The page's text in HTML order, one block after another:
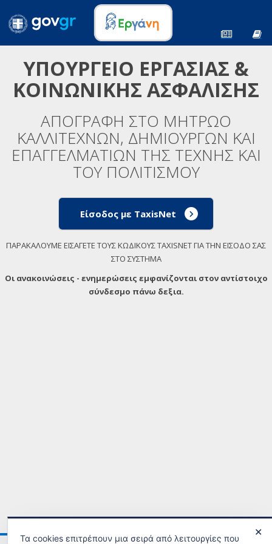
ΥΠΟΥΡΓΕΙΟ ΕΡΓΑΣΙΑΣ &
ΚΟΙΝΩΝΙΚΗΣ ΑΣΦΑΛΙΣΗΣ
ΑΠΟΓΡΑΦΗ ΣΤΟ ΜΗΤΡΩΟ
ΚΑΛΛΙΤΕΧΝΩΝ, ΔΗΜΙΟΥΡΓΩΝ ΚΑΙ
ΕΠΑΓΓΕΛΜΑΤΙΩΝ ΤΗΣ ΤΕΧΝΗΣ ΚΑΙ
ΤΟΥ ΠΟΛΙΤΙΣΜΟΥ
Είσοδος με TaxisNet
ΠΑΡΑΚΑΛΟΥΜΕ ΕΙΣΑΓΕΤΕ ΤΟΥΣ ΚΩΔΙΚΟΥΣ TAXISNET ΓΙΑ ΤΗΝ ΕΙΣΟΔΟ ΣΑΣ
ΣΤΟ ΣΥΣΤΗΜΑ
Οι ανακοινώσεις - ενημερώσεις εμφανίζονται στον αντίστοιχο
σύνδεσμο πάνω δεξια.
✕
Τα cookies επιτρέπουν μια σειρά από λειτουργίες που